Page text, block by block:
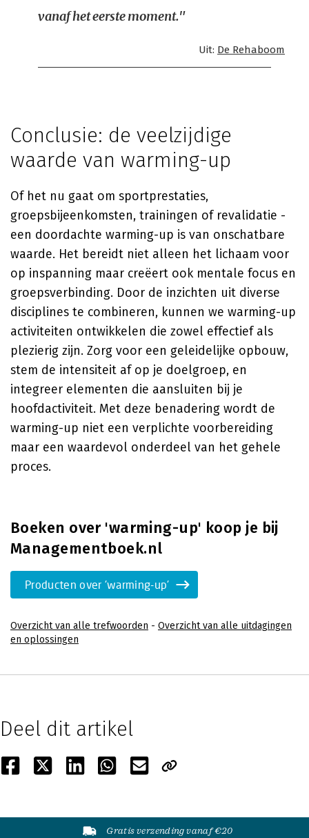
vanaf het eerste moment."
Uit: De Rehaboom
Conclusie: de veelzijdige
waarde van warming-up
Of het nu gaat om sportprestaties,
groepsbijeenkomsten, trainingen of revalidatie -
een doordachte warming-up is van onschatbare
waarde. Het bereidt niet alleen het lichaam voor
op inspanning maar creëert ook mentale focus en
groepsverbinding. Door de inzichten uit diverse
disciplines te combineren, kunnen we warming-up
activiteiten ontwikkelen die zowel effectief als
plezierig zijn. Zorg voor een geleidelijke opbouw,
stem de intensiteit af op je doelgroep, en
integreer elementen die aansluiten bij je
hoofdactiviteit. Met deze benadering wordt de
warming-up niet een verplichte voorbereiding
maar een waardevol onderdeel van het gehele
proces.
Boeken over 'warming-up' koop je bij
Managementboek.nl
Producten over 'warming-up'
Overzicht van alle trefwoorden - Overzicht van alle uitdagingen
en oplossingen
Deel dit artikel
Gratis verzending vanaf €20